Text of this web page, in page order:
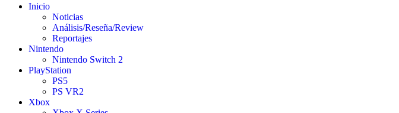
Inicio
Noticias
Análisis/Reseña/Review
Reportajes
Nintendo
Nintendo Switch 2
PlayStation
PS5
PS VR2
Xbox